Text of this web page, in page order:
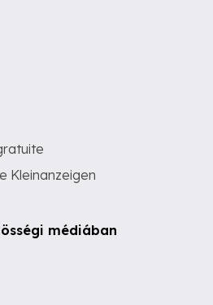
Kleinanzeigen
médiában